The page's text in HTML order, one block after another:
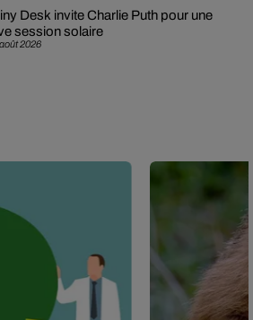
2026
Desk invite Charlie Puth pour une
session solaire